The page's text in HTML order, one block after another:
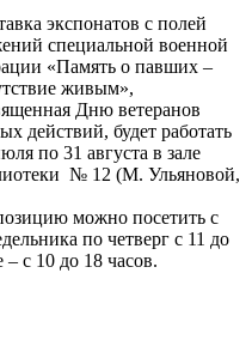
экспонатов с полей
специальной военной
«Память о павших –
живым»,
Дню ветеранов
действий, будет работать
по 31 августа в зале
№ 12 (М. Ульяновой,
можно посетить с
по четверг с 11 до
– с 10 до 18 часов.